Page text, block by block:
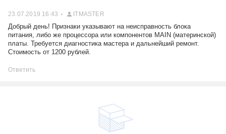
23.07.2019 16:43 ITMASTER
Добрый день! Признаки указывают на неисправность блока
питания, либо же процессора или компонентов MAIN (материнской)
платы. Требуется диагностика мастера и дальнейший ремонт.
Стоимость от 1200 рублей.
Ответить